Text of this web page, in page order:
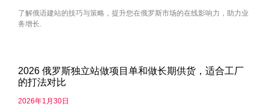
了解俄语建站的技巧与策略，提升您在俄罗斯市场的在线影响力，助力业
务增长.
2026 俄罗斯独立站做项目单和做长期供货，适合工厂
的打法对比
2026年1月30日